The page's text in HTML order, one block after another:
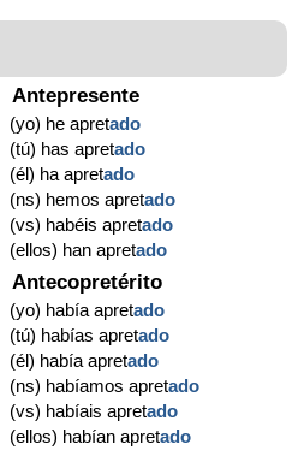
Antepresente
(yo) he apretado
(tú) has apretado
(él) ha apretado
(ns) hemos apretado
(vs) habéis apretado
(ellos) han apretado
Antecopretérito
(yo) había apretado
(tú) habías apretado
(él) había apretado
(ns) habíamos apretado
(vs) habíais apretado
(ellos) habían apretado